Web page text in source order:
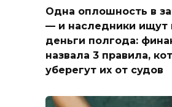
Одна оплошность в
— и наследники ищут
деньги полгода:
назвала 3 правила,
уберегут их от судов